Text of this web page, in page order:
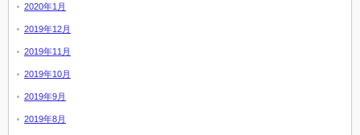
2020年1月
2019年12月
2019年11月
2019年10月
2019年9月
2019年8月